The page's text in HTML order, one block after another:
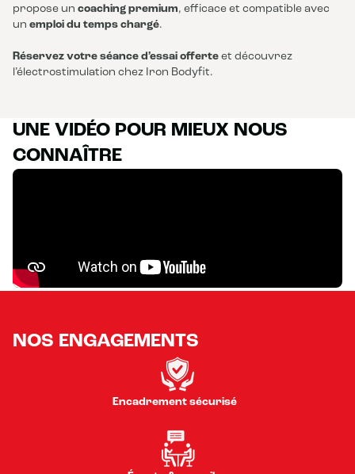
propose un coaching premium, efficace et compatible avec
un emploi du temps chargé.
Réservez votre séance d’essai offerte et découvrez
l’électrostimulation chez Iron Bodyfit.
UNE VIDÉO POUR MIEUX NOUS
CONNAÎTRE
NOS ENGAGEMENTS
Encadrement sécurisé